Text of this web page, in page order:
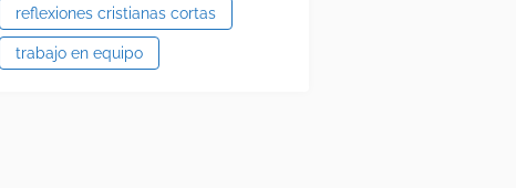
reflexiones cristianas cortas
trabajo en equipo